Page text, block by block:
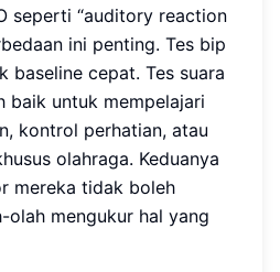
seperti “auditory reaction
ini penting. Tes bip
baseline cepat. Tes suara
baik untuk mempelajari
kontrol perhatian, atau
olahraga. Keduanya
mereka tidak boleh
olah mengukur hal yang